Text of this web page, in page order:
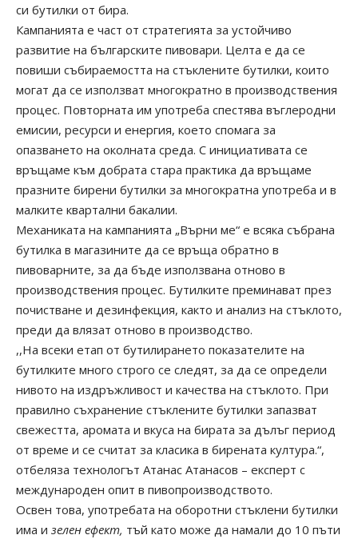
си бутилки от бира.
Кампанията е част от стратегията за устойчиво
развитие на българските пивовари. Целта е да се
повиши събираемостта на стъклените бутилки, които
могат да се използват многократно в производствения
процес. Повторната им употреба спестява въглеродни
емисии, ресурси и енергия, което спомага за
опазването на околната среда. С инициативата се
връщаме към добрата стара практика да връщаме
празните бирени бутилки за многократна употреба и в
малките квартални бакалии.
Механиката на кампанията „Върни ме“ е всяка събрана
бутилка в магазините да се връща обратно в
пивоварните, за да бъде използвана отново в
производствения процес. Бутилките преминават през
почистване и дезинфекция, както и анализ на стъклото,
преди да влязат отново в производство.
,,На всеки етап от бутилирането показателите на
бутилките много строго се следят, за да се определи
нивото на издръжливост и качества на стъклото. При
правилно съхранение стъклените бутилки запазват
свежестта, аромата и вкуса на бирата за дълъг период
от време и се считат за класика в бирената култура.“,
отбеляза технологът Атанас Атанасов – експерт с
международен опит в пивопроизводството.
Освен това, употребата на оборотни стъклени бутилки
има и зелен ефект, тъй като може да намали до 10 пъти